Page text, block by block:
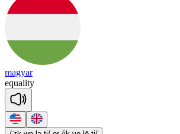
magyar
equality